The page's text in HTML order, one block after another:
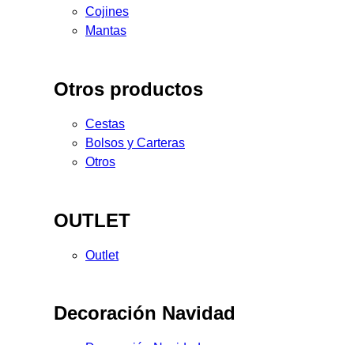
Cojines
Mantas
Otros productos
Cestas
Bolsos y Carteras
Otros
OUTLET
Outlet
Decoración Navidad